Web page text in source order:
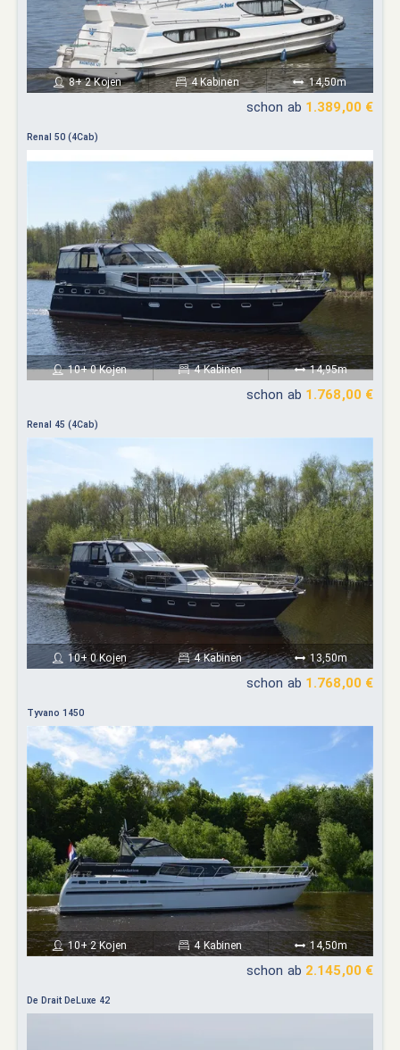
8+ 2 Kojen 4 Kabinen 14,50m
schon ab 1.389,00 €
Renal 50 (4Cab)
10+ 0 Kojen 4 Kabinen 14,95m
schon ab 1.768,00 €
Renal 45 (4Cab)
10+ 0 Kojen 4 Kabinen 13,50m
schon ab 1.768,00 €
Tyvano 1450
10+ 2 Kojen 4 Kabinen 14,50m
schon ab 2.145,00 €
De Drait DeLuxe 42